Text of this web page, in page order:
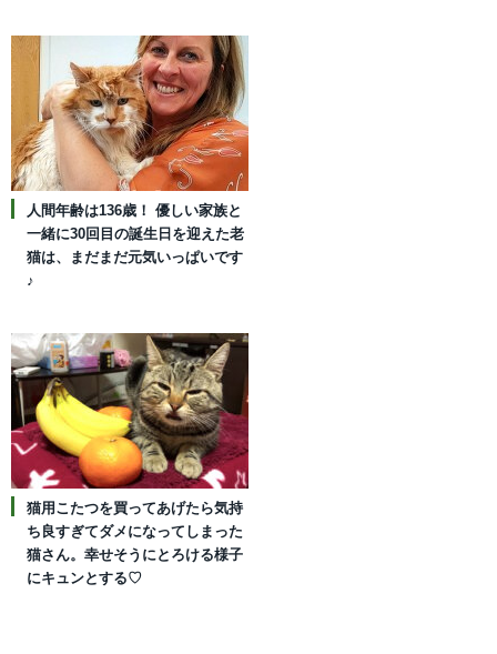
人間年齢は136歳！ 優しい家族と
一緒に30回目の誕生日を迎えた老
猫は、まだまだ元気いっぱいです
♪
猫用こたつを買ってあげたら気持
ち良すぎてダメになってしまった
猫さん。幸せそうにとろける様子
にキュンとする♡